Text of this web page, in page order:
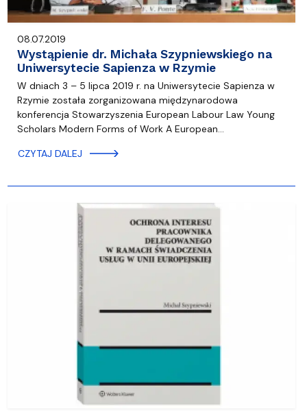
08.07.2019
Wystąpienie dr. Michała Szypniewskiego na
Uniwersytecie Sapienza w Rzymie
W dniach 3 – 5 lipca 2019 r. na Uniwersytecie Sapienza w
Rzymie została zorganizowana międzynarodowa
konferencja Stowarzyszenia European Labour Law Young
Scholars Modern Forms of Work A European…
CZYTAJ DALEJ